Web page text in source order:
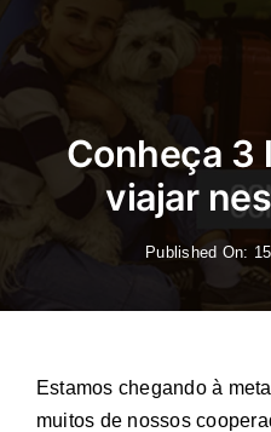
Conheça 3
viajar
Published On:
Estamos chegando à
muitos de nossos